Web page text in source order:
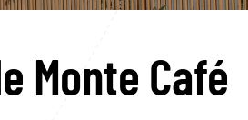
Monte Café